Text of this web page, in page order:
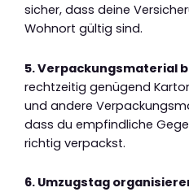
sicher, dass deine
Wohnort gültig sind.
5. Verpackungsmaterial
rechtzeitig genügend
und andere
dass du empfindliche
richtig verpackst.
6. Umzugstag